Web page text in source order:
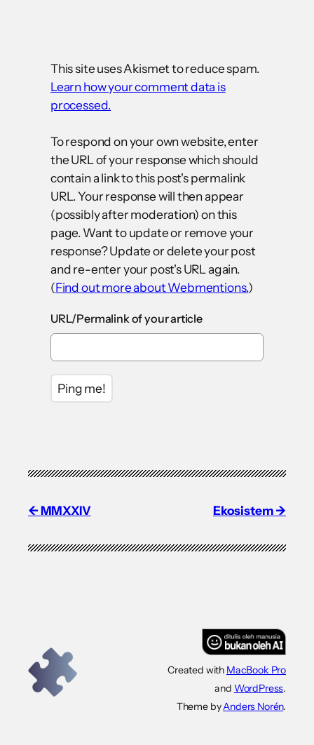
This site uses Akismet to reduce spam.
Learn how your comment data is
processed.
To respond on your own website, enter
the URL of your response which should
contain a link to this post's permalink
URL. Your response will then appear
(possibly after moderation) on this
page. Want to update or remove your
response? Update or delete your post
and re-enter your post's URL again.
(Find out more about Webmentions.)
URL/Permalink of your article
MMXXIV Ekosistem
Created with MacBook Pro
and WordPress.
Theme byAnders Norén.